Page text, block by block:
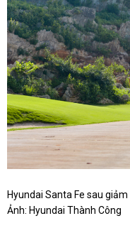
Hyundai Santa Fe sau
Ảnh: Hyundai Thành Công